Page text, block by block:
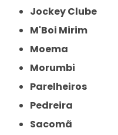
Jockey Clube
M'Boi Mirim
Moema
Morumbi
Parelheiros
Pedreira
Sacomã